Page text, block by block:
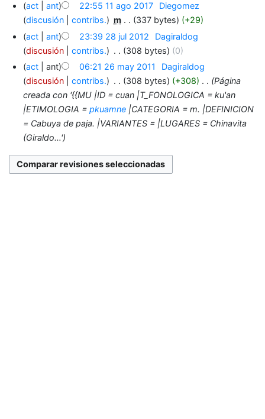
act
ant 22:55 11 ago 2017
Diegomez
discusión
contribs. m 337 bytes
+29
act
ant 23:39 28 jul 2012
Dagiraldog
discusión
contribs. 308 bytes
0
act
ant 06:21 26 may 2011
Dagiraldog
discusión
contribs. 308 bytes +308
Página
creada con '{{MU |ID = cuan |T_FONOLOGICA = ku'an
|ETIMOLOGIA =pkuamne |CATEGORIA = m. |DEFINICION
= Cabuya de paja. |VARIANTES = |LUGARES = Chinavita
(Giraldo…'